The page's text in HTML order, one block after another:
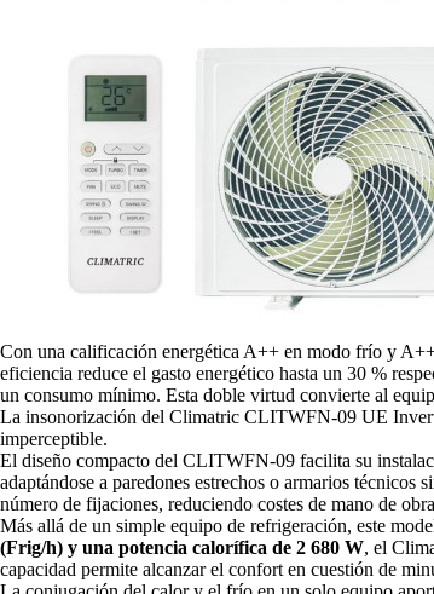
Con una calificación energética A++ en modo frío y
eficiencia reduce el gasto energético hasta un 30 %
un consumo mínimo. Esta doble virtud convierte al
La insonorización del Climatric CLITWFN-09 UE
imperceptible.
El diseño compacto del CLITWFN-09 facilita su
adaptándose a paredones estrechos o armarios
número de fijaciones, reduciendo costes de mano de
Más allá de un simple equipo de refrigeración, este
(Frig/h) y una potencia calorífica de 2 680 W, el
capacidad permite alcanzar el confort en cuestión de